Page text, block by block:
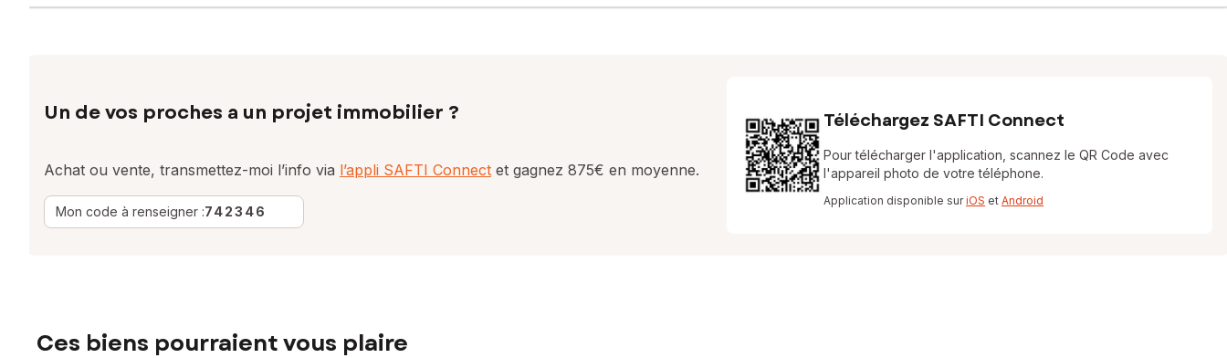
Un de vos proches a un projet immobilier ?
Achat ou vente, transmettez-moi l’info via l’appli SAFTI Connect et gagnez 875€ en moyenne.
Mon code à renseigner :742346
Téléchargez SAFTI Connect
Pour télécharger l'application, scannez le QR Code avec
l'appareil photo de votre téléphone.
Application disponible suriOS et Android
Ces biens pourraient vous plaire